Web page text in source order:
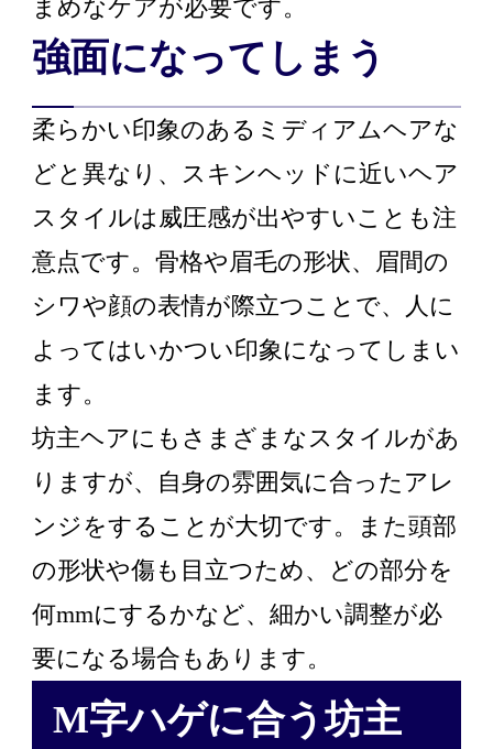
まめなケアが必要です。
強面になってしまう
柔らかい印象のあるミディアムヘアな
どと異なり、スキンヘッドに近いヘア
スタイルは威圧感が出やすいことも注
意点です。骨格や眉毛の形状、眉間の
シワや顔の表情が際立つことで、人に
よってはいかつい印象になってしまい
ます。
坊主ヘアにもさまざまなスタイルがあ
りますが、自身の雰囲気に合ったアレ
ンジをすることが大切です。また頭部
の形状や傷も目立つため、どの部分を
何mmにするかなど、細かい調整が必
要になる場合もあります。
M字ハゲに合う坊主